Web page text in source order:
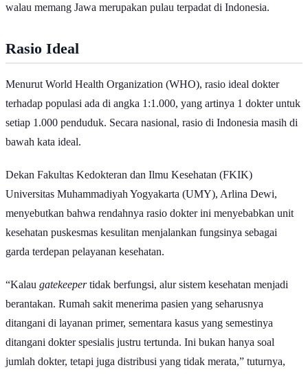
walau memang Jawa merupakan pulau terpadat di Indonesia.
Rasio Ideal
Menurut World Health Organization (WHO), rasio ideal dokter
terhadap populasi ada di angka 1:1.000, yang artinya 1 dokter untuk
setiap 1.000 penduduk. Secara nasional, rasio di Indonesia masih di
bawah kata ideal.
Dekan Fakultas Kedokteran dan Ilmu Kesehatan (FKIK)
Universitas Muhammadiyah Yogyakarta (UMY), Arlina Dewi,
menyebutkan bahwa rendahnya rasio dokter ini menyebabkan unit
kesehatan puskesmas kesulitan menjalankan fungsinya sebagai
garda terdepan pelayanan kesehatan.
“Kalau gatekeepertidak berfungsi, alur sistem kesehatan menjadi
berantakan. Rumah sakit menerima pasien yang seharusnya
ditangani di layanan primer, sementara kasus yang semestinya
ditangani dokter spesialis justru tertunda. Ini bukan hanya soal
jumlah dokter, tetapi juga distribusi yang tidak merata,” tuturnya,